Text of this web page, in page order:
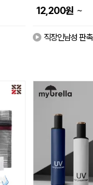
12,200원 ~
직장인남성 판